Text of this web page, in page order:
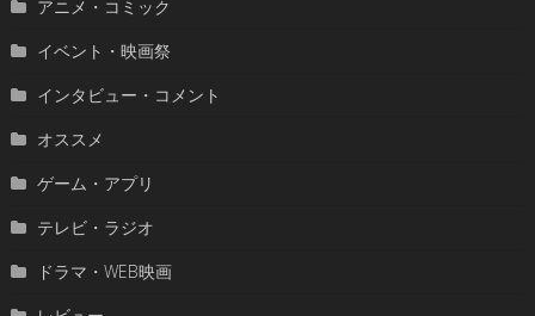
アニメ・コミック
イベント・映画祭
インタビュー・コメント
オススメ
ゲーム・アプリ
テレビ・ラジオ
ドラマ・WEB映画